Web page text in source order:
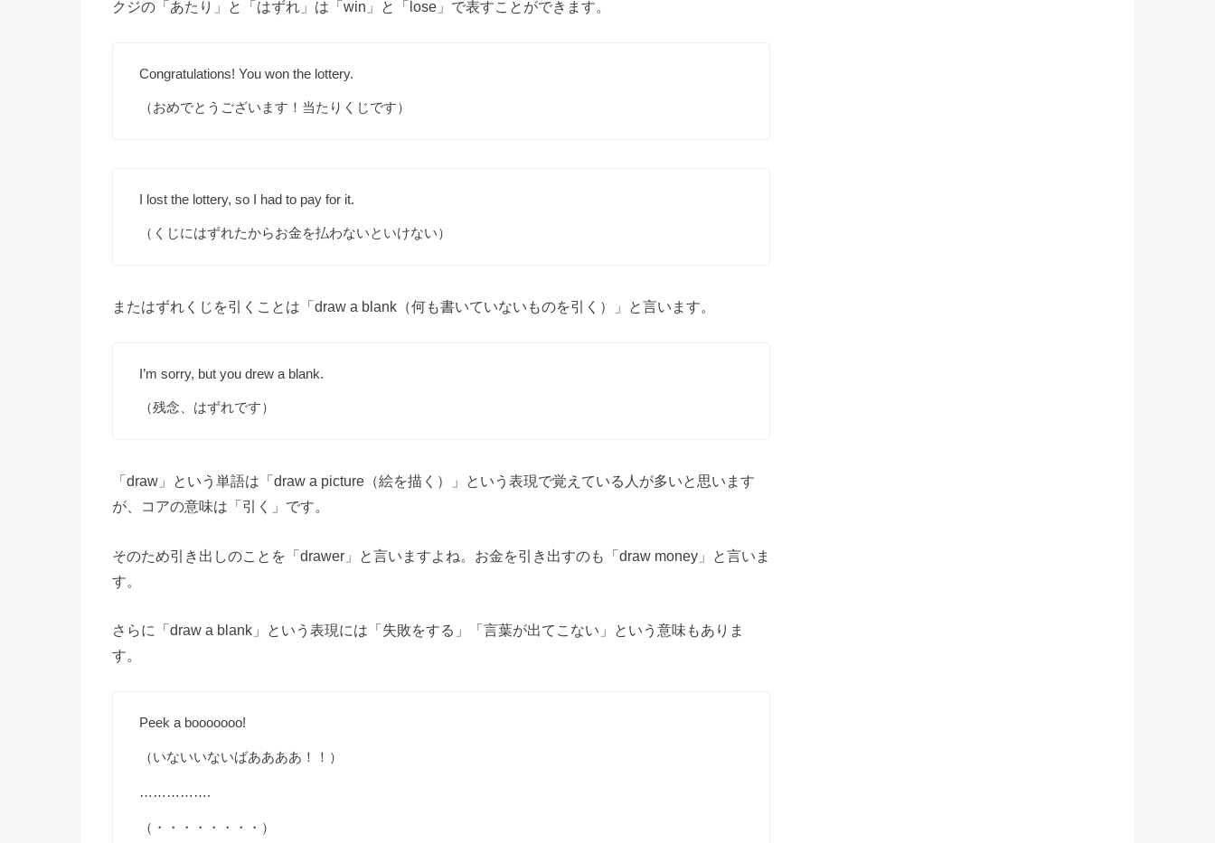
クジの「あたり」と「はずれ」は「win」と「lose」で表すことができます。
Congratulations! You won the lottery.
（おめでとうございます！当たりくじです）
I lost the lottery, so I had to pay for it.
（くじにはずれたからお金を払わないといけない）
またはずれくじを引くことは「draw a blank（何も書いていないものを引く）」と言います。
I’m sorry, but you drew a blank.
（残念、はずれです）
「draw」という単語は「draw a picture（絵を描く）」という表現で覚えている人が多いと思います
が、コアの意味は「引く」です。
そのため引き出しのことを「drawer」と言いますよね。お金を引き出すのも「draw money」と言いま
す。
さらに「draw a blank」という表現には「失敗をする」「言葉が出てこない」という意味もありま
す。
Peek a booooooo!
（いないいないばああああ！！）
…………….
（・・・・・・・・）